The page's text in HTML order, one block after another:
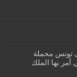
تونس محملة
أمر بها الملك